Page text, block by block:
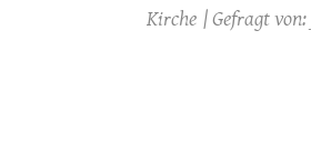
Kirche